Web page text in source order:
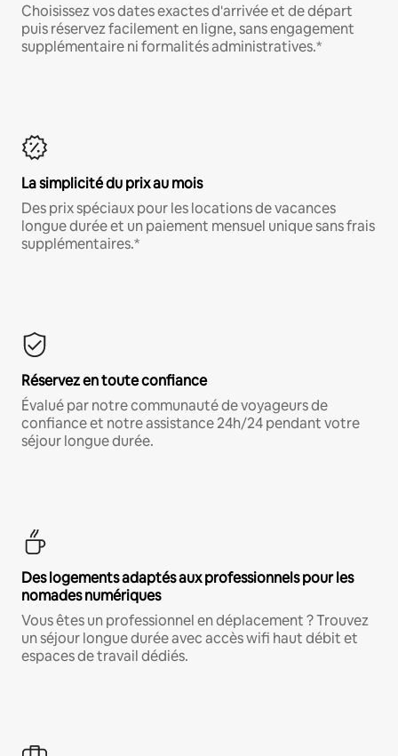
Choisissez vos dates exactes d'arrivée et de départ
puis réservez facilement en ligne, sans engagement
supplémentaire ni formalités administratives.*
La simplicité du prix au mois
Des prix spéciaux pour les locations de vacances
longue durée et un paiement mensuel unique sans frais
supplémentaires.*
Réservez en toute confiance
Évalué par notre communauté de voyageurs de
confiance et notre assistance 24h/24 pendant votre
séjour longue durée.
Des logements adaptés aux professionnels pour les
nomades numériques
Vous êtes un professionnel en déplacement ? Trouvez
un séjour longue durée avec accès wifi haut débit et
espaces de travail dédiés.